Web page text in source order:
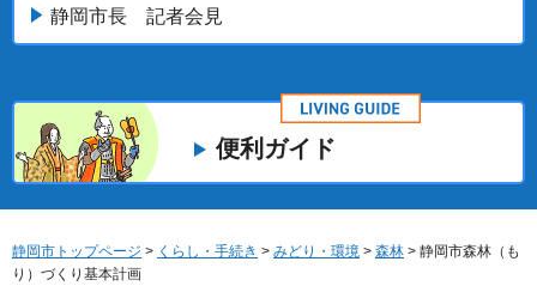
静岡市長 記者会見
便利ガイド
静岡市トップページ > くらし・手続き > みどり・環境 > 森林 > 静岡市森林（も
り）づくり基本計画